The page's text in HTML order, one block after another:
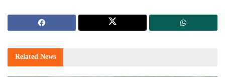
Related News